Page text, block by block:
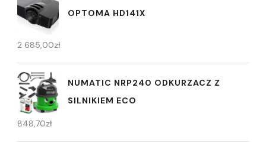
OPTOMA HD141X
2 685,00zł
NUMATIC NRP240 ODKURZACZ Z
SILNIKIEM ECO
848,70zł